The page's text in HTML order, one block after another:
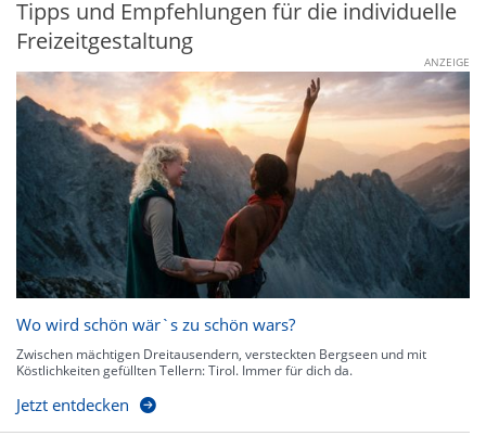
Tipps und Empfehlungen für die individuelle
Freizeitgestaltung
ANZEIGE
Wo wird schön wär`s zu schön wars?
Zwischen mächtigen Dreitausendern, versteckten Bergseen und mit
Köstlichkeiten gefüllten Tellern: Tirol. Immer für dich da.
Jetzt entdecken